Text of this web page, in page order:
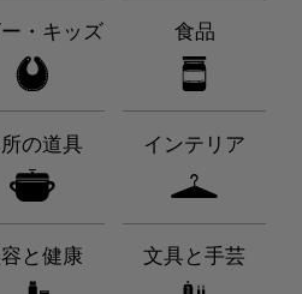
・キッズ 食品
の道具 インテリア
と健康 文具と手芸